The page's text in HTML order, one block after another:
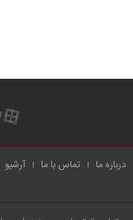
درباره ما تماس با ما آرشیو